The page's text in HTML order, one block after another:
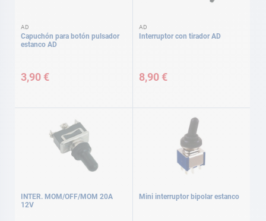
AD
Capuchón para botón pulsador
estanco AD
3,90 €
AD
Interruptor con tirador AD
8,90 €
INTER. MOM/OFF/MOM 20A
12V
Mini interruptor bipolar estanco